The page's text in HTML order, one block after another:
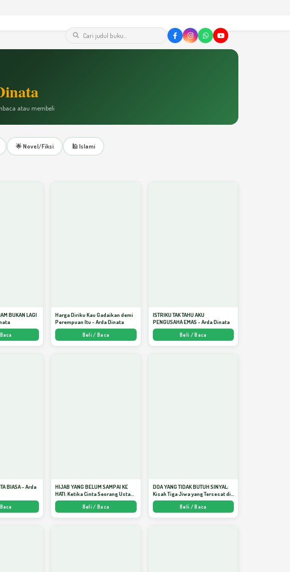
atau membeli
🌟 Novel/Fiksi 🕌 Islami
BUKAN LAGI
Harga Diriku Kau Gadaikan demi
Perempuan Itu - Arda Dinata
Beli / Baca
ISTRIKU TAK TAHU AKU
PENGUSAHA EMAS - Arda Dinata
Beli / Baca
BIASA - Arda
HIJAB YANG BELUM SAMPAI KE
HATI: Ketika Cinta Seorang Ustadz
Menjadi Cermin yang Paling
Kejam - Arda Dinata
Beli / Baca
DOA YANG TIDAK BUTUH SINYAL:
Kisah Tiga Jiwa yang Tersesat di
Era AI dan Menemukan Jalan
Pulang di Bulan Ramadhan" -
Arda Dinata
Beli / Baca